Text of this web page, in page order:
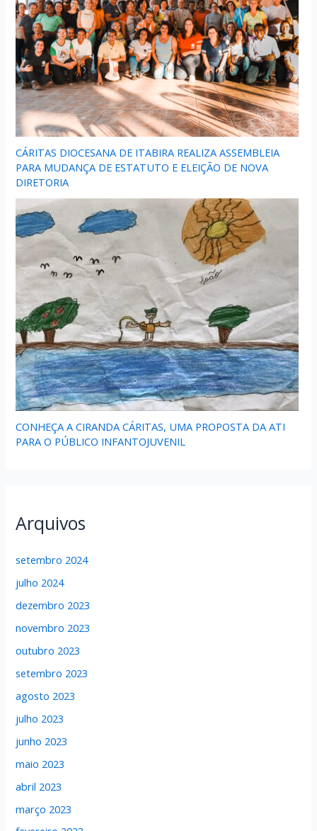
CÁRITAS DIOCESANA DE ITABIRA REALIZA ASSEMBLEIA
PARA MUDANÇA DE ESTATUTO E ELEIÇÃO DE NOVA
DIRETORIA
CONHEÇA A CIRANDA CÁRITAS, UMA PROPOSTA DA ATI
PARA O PÚBLICO INFANTOJUVENIL
Arquivos
setembro 2024
julho 2024
dezembro 2023
novembro 2023
outubro 2023
setembro 2023
agosto 2023
julho 2023
junho 2023
maio 2023
abril 2023
março 2023